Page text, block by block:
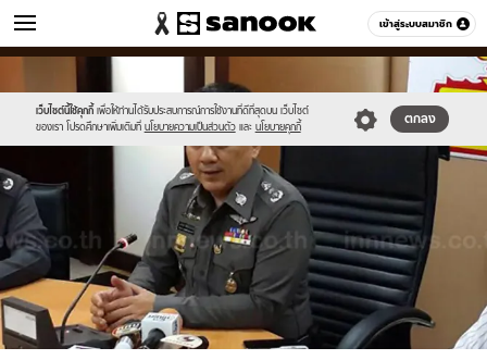
เข้าสู่ระบบสมาชิก
ข่าว หมวดอื่นๆ
เว็บไซต์นี้ใช้คุกกี้ เพื่อให้ท่านได้รับประสบการณ์การใช้งานที่ดีที่สุดบน เว็บไซต์
ของเรา โปรดศึกษาเพิ่มเติมที่ นโยบายความเป็นส่วนตัว และ นโยบายคุกกี้
ตกลง
//s.isanook.com/sr/0/images/logo-
new-
sanook.png
//s.isanook.com/ns/0/ud/364/1824786/629904-
01.jpg